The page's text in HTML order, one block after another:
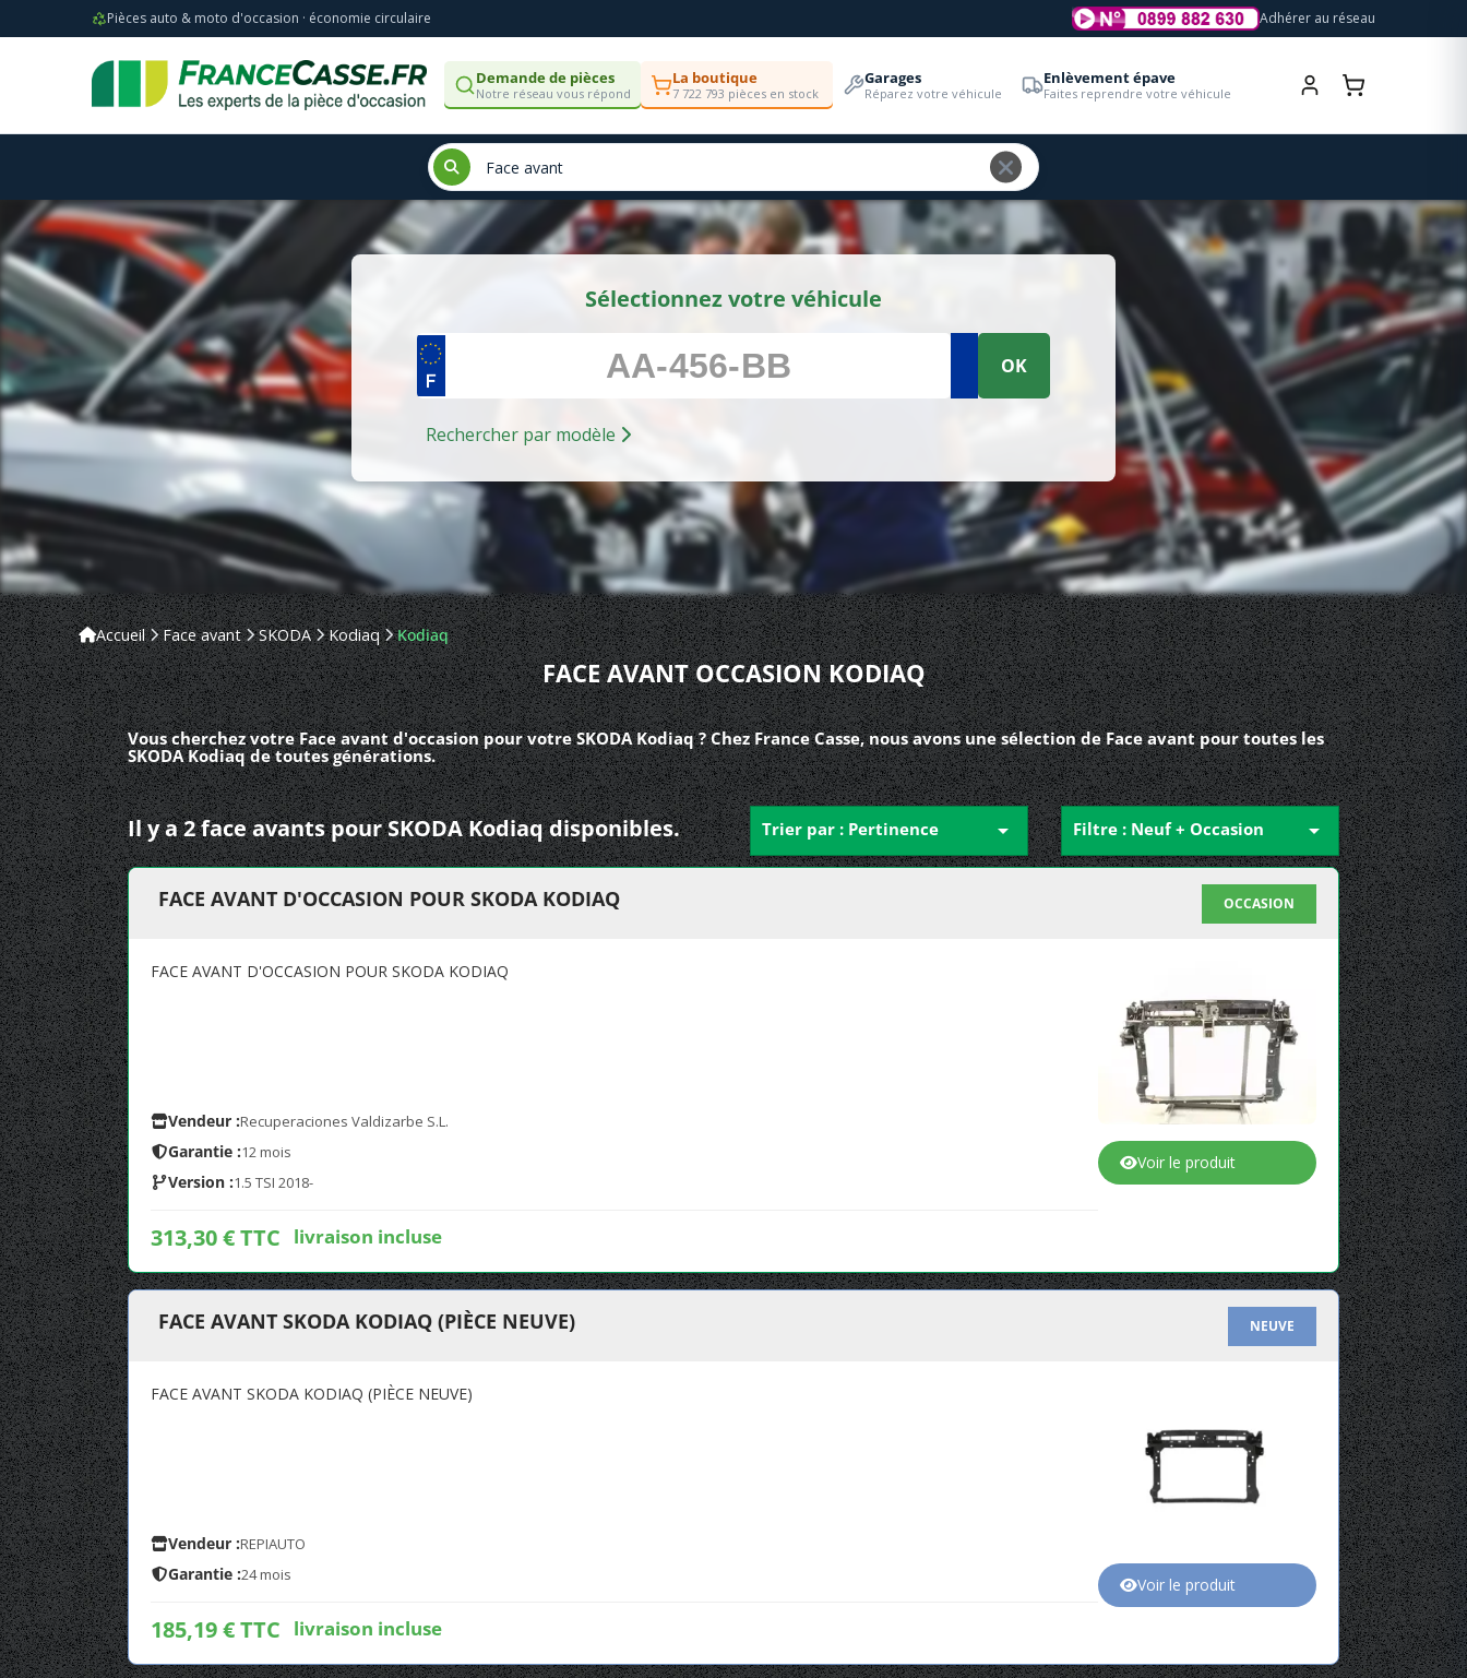
Pièces auto & moto d'occasion · économie circulaire Adhérer au réseau
Demande de pièces
Notre réseau vous répond
La boutique
7 722 793 pièces en stock
Garages
Réparez votre véhicule
Enlèvement épave
Faites reprendre votre véhicule
Sélectionnez votre véhicule
OK
Rechercher par modèle
Accueil Face avant SKODA Kodiaq Kodiaq
FACE AVANT OCCASION KODIAQ
Vous cherchez votre Face avant d'occasion pour votre SKODA Kodiaq ? Chez France Casse, nous avons une sélection de Face avant pour toutes les
SKODA Kodiaq de toutes générations.
Il y a 2 face avants pour SKODA Kodiaq disponibles. Trier par : Pertinence  Filtre : Neuf + Occasion 
FACE AVANT D'OCCASION POUR SKODA KODIAQ OCCASION
FACE AVANT D'OCCASION POUR SKODA KODIAQ
Vendeur :Recuperaciones Valdizarbe S.L.
Garantie :12 mois
Version :1.5 TSI 2018-
313,30 € TTC livraison incluse
Voir le produit
FACE AVANT SKODA KODIAQ (PIÈCE NEUVE) NEUVE
FACE AVANT SKODA KODIAQ (PIÈCE NEUVE)
Vendeur :REPIAUTO
Garantie :24 mois
185,19 € TTC livraison incluse
Voir le produit